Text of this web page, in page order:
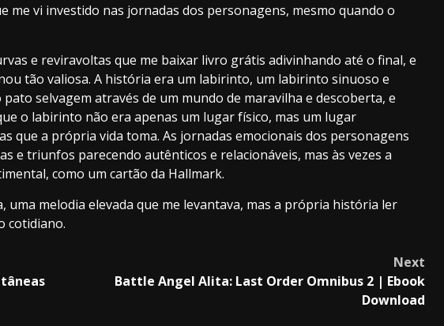
me vi investido nas jornadas dos personagens, mesmo quando o
e reviravoltas que me baixar livro grátis adivinhando até o final, e
tão valiosa. A história era um labirinto, um labirinto sinuoso e
selvagem através de um mundo de maravilha e descoberta, e
o labirinto não era apenas um lugar físico, mas um lugar
que a própria vida toma. As jornadas emocionais dos personagens
e triunfos parecendo autênticos e relacionáveis, mas às vezes a
como um cartão da Hallmark.
melodia elevada que me levantava, mas a própria história ler
cotidiano.
Next
Battle Angel Alita: Last Order Omnibus 2 | Ebook
Download